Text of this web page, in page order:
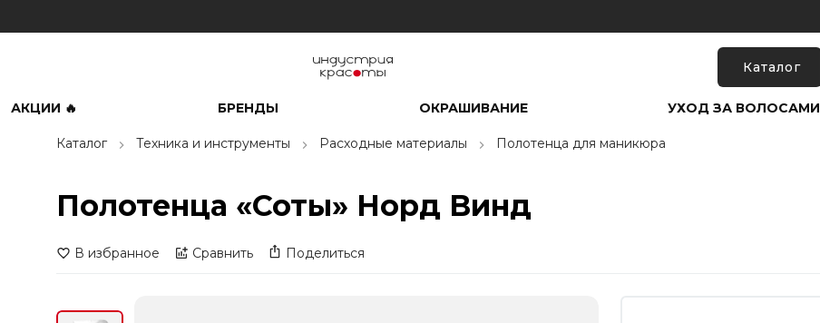
Каталог
АКЦИИ 🔥 БРЕНДЫ ОКРАШИВАНИЕ УХОД ЗА ВОЛОСАМИ
Каталог Техника и инструменты Расходные материалы Полотенца для маникюра
Полотенца «Соты» Норд Винд
В избранное Сравнить Поделиться